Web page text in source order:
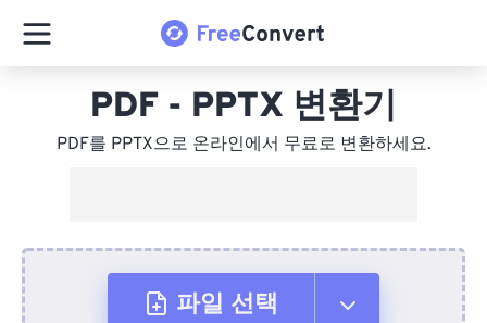
PDF - PPTX 변환기
PDF를 PPTX으로 온라인에서 무료로 변환하세요.
파일 선택